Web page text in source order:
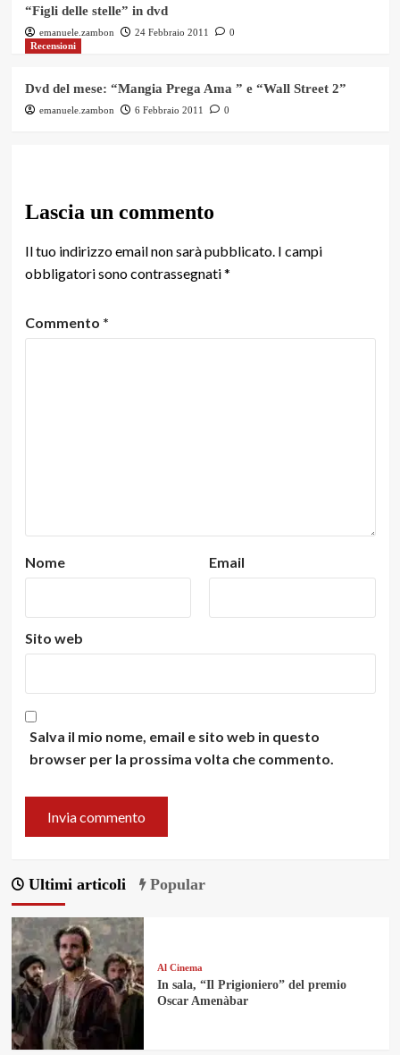
“Figli delle stelle” in dvd
emanuele.zambon 24 Febbraio 2011
0
Recensioni
Dvd del mese: “Mangia Prega Ama ” e “Wall Street 2”
emanuele.zambon 6 Febbraio 2011 0
Lascia un commento
Il tuo indirizzo email non sarà pubblicato. I campi
obbligatori sono contrassegnati*
Commento *
Nome Email
Sito web
Salva il mio nome, email e sito web in questo
browser per la prossima volta che commento.
Ultimi articoli Popular
Al Cinema
In sala, “Il Prigioniero” del premio
Oscar Amenàbar